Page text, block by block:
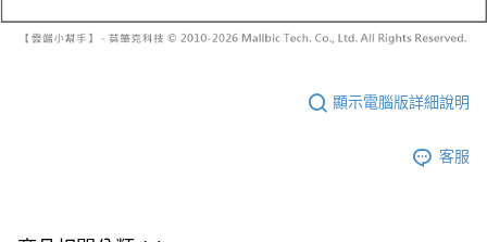
權轉讓予恩沛科技股份有限公司。
２．關於個人資料處理事宜，請瀏覽以下網址：
「AFTEE先享後付」，若未經同意申辦者引起之損失，本公司不負相關責
時審查核予不同之上限額度；若仍有額度不足之情形，本公司將視審查結果
付款後7-11取貨
查看運費
顯示電腦版詳細說明
客服